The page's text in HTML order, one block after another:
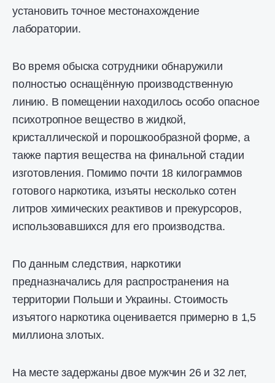
установить точное местонахождение
лаборатории.
Во время обыска сотрудники обнаружили
полностью оснащённую производственную
линию. В помещении находилось особо опасное
психотропное вещество в жидкой,
кристаллической и порошкообразной форме, а
также партия вещества на финальной стадии
изготовления. Помимо почти 18 килограммов
готового наркотика, изъяты несколько сотен
литров химических реактивов и прекурсоров,
использовавшихся для его производства.
По данным следствия, наркотики
предназначались для распространения на
территории Польши и Украины. Стоимость
изъятого наркотика оценивается примерно в 1,5
миллиона злотых.
На месте задержаны двое мужчин 26 и 32 лет,